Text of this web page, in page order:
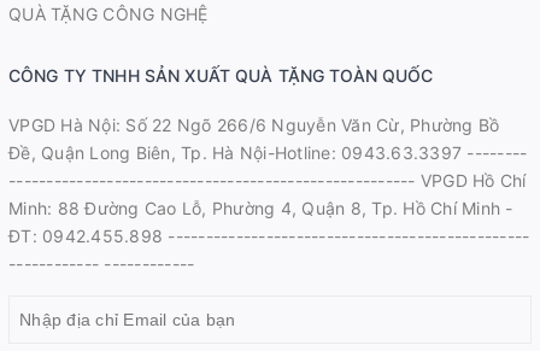
QUÀ TẶNG CÔNG NGHỆ
CÔNG TY TNHH SẢN XUẤT QUÀ TẶNG TOÀN QUỐC
VPGD Hà Nội: Số 22 Ngõ 266/6 Nguyễn Văn Cừ, Phường Bồ
Đề, Quận Long Biên, Tp. Hà Nội-Hotline: 0943.63.3397 --------
------------------------------------------------------ VPGD Hồ Chí
Minh: 88 Đường Cao Lỗ, Phường 4, Quận 8, Tp. Hồ Chí Minh -
ĐT: 0942.455.898 ------------------------------------------------
------------ ------------